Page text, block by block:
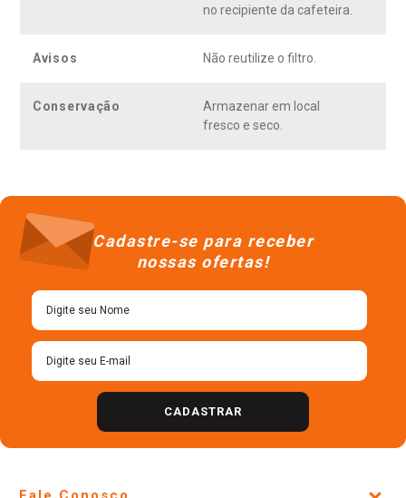
no recipiente da cafeteira.
Avisos Não reutilize o filtro.
Conservação
Armazenar em local
fresco e seco.
Cadastre-se para receber
nossas ofertas!
CADASTRAR